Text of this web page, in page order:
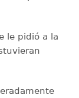
le pidió a la